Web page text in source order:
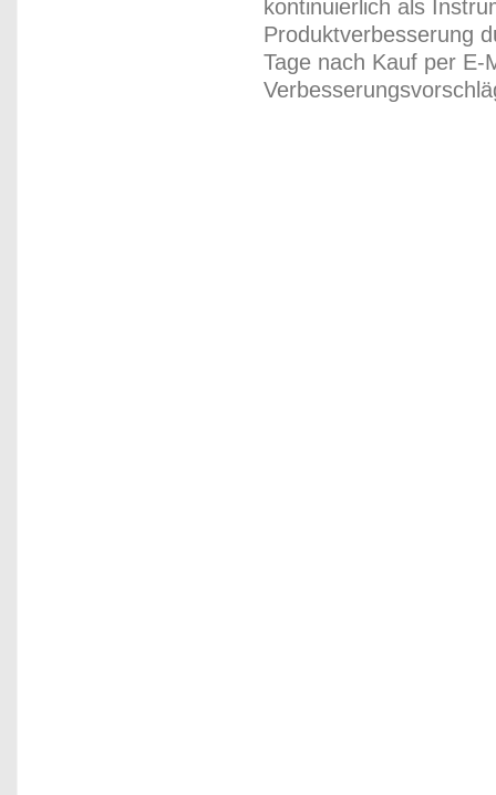
kontinuierlich als
Produktverbesserung
Tage nach Kauf per E-